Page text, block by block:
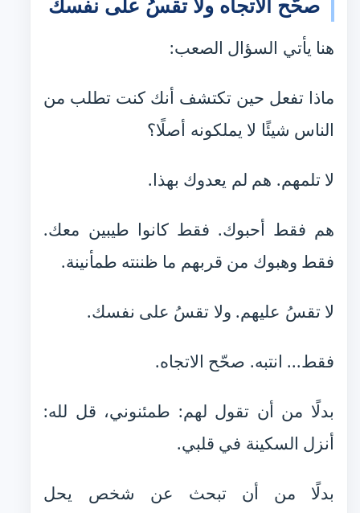
هنا يأتي السؤال الصعب:
ماذا تفعل حين تكتشف أنك كنت تطلب من
الناس شيئًا لا يملكونه أصلًا؟
لا تلمهم. هم لم يعدوك بهذا.
هم فقط أحبوك. فقط كانوا طيبين معك.
فقط وهبوك من قربهم ما ظننته طمأنينة.
لا تقسُ عليهم. ولا تقسُ على نفسك.
فقط... انتبه. صحّح الاتجاه.
بدلًا من أن تقول لهم: طمئنوني، قل لله:
أنزل السكينة في قلبي.
بدلًا من أن تبحث عن شخص يحل